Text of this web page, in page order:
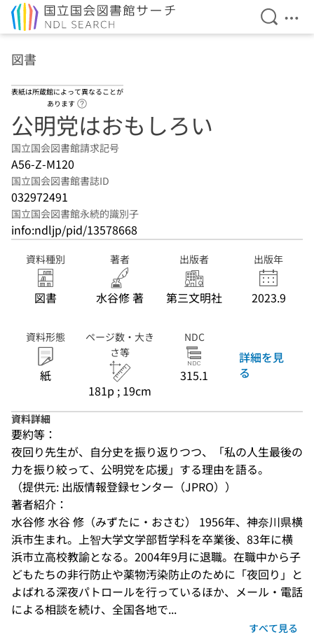
検索を
メ
図書
表紙は所蔵館によって異なることが
あります
公明党はおもしろい
国立国会図書館請求記号
A56-Z-M120
国立国会図書館書誌ID
032972491
国立国会図書館永続的識別子
info:ndljp/pid/13578668
資料種別
図書
著者
水谷修 著
出版者
第三文明社
出版年
2023.9
資料形態
紙
ページ数・大き
さ等
181p ; 19cm
NDC
315.1
詳細を見
る
資料詳細
要約等：
夜回り先生が、自分史を振り返りつつ、「私の人生最後の
力を振り絞って、公明党を応援」する理由を語る。
（提供元: 出版情報登録センター（JPRO））
著者紹介：
水谷修 水谷 修（みずたに・おさむ） 1956年、神奈川県横
浜市生まれ。上智大学文学部哲学科を卒業後、83年に横
浜市立高校教諭となる。2004年9月に退職。在職中から子
どもたちの非行防止や薬物汚染防止のために「夜回り」と
よばれる深夜パトロールを行っているほか、メール・電話
による相談を続け、全国各地で...
すべて見る